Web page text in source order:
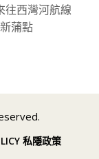
往西灣河航線
蒲點
私隱政策